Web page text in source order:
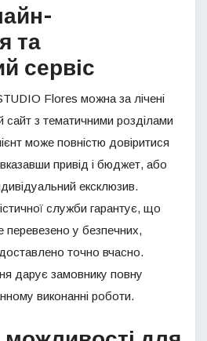
та
сервіс
Flores можна за лічені
сайт з тематичними розділами
може повністю довіритися
привід і бюджет, або
ексклюзив.
служби гарантує, що
перевезено у безпечних,
точно вчасно.
дарує замовнику повну
виконанні роботи.